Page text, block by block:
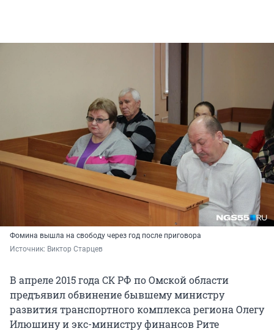
Фомина вышла на свободу через год после приговора
Источник: Виктор Старцев
В апреле 2015 года СК РФ по Омской области
предъявил обвинение бывшему министру
развития транспортного комплекса региона Олегу
Илюшину и экс-министру финансов Рите